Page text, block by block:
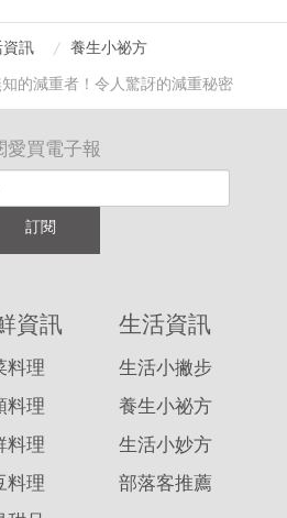
資訊
養生小祕方
知的減重者！令人驚訝的減重秘密
愛買電子報
訂閱
資訊
料理
料理
料理
料理
生活資訊
生活小撇步
養生小祕方
生活小妙方
部落客推薦